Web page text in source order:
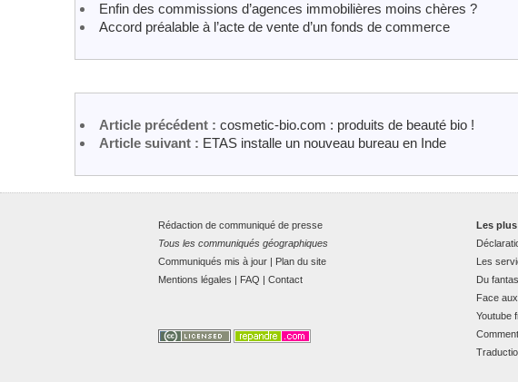
Enfin des commissions d’agences immobilières moins chères ?
Accord préalable à l’acte de vente d’un fonds de commerce
Article précédent : cosmetic-bio.com : produits de beauté bio !
Article suivant : ETAS installe un nouveau bureau en Inde
Rédaction de communiqué de presse
Tous les communiqués géographiques
Communiqués mis à jour | Plan du site
Mentions légales | FAQ | Contact
Les
Les
Du
Face
Youtube